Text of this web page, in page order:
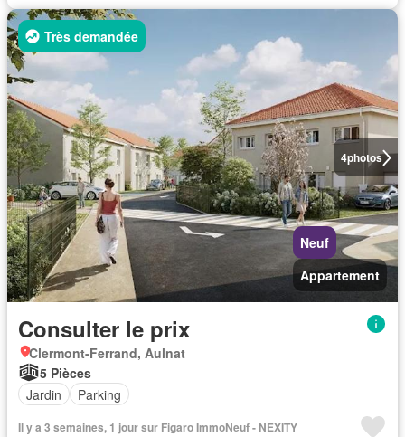
4photos
Très demandée
Neuf
Appartement
Consulter le prix
Clermont-Ferrand, Aulnat
5 Pièces
Jardin
Parking
Il y a 3 semaines, 1 jour sur Figaro ImmoNeuf - NEXITY